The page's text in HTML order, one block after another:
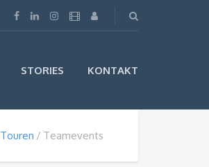
STORIES KONTAKT
Touren Teamevents